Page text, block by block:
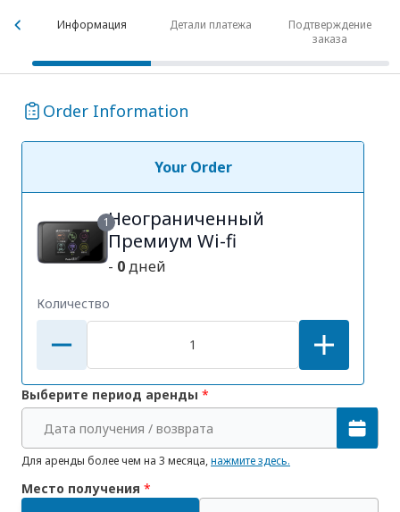
Информация Детали платежа
Подтверждение
заказа
Order Information
Your Order
1Неограниченный
Премиум Wi-fi
- 0дней
Количество
Выберите период аренды *
Дата получения / возврата
Для аренды более чем на 3 месяца,нажмите здесь.
Место получения *